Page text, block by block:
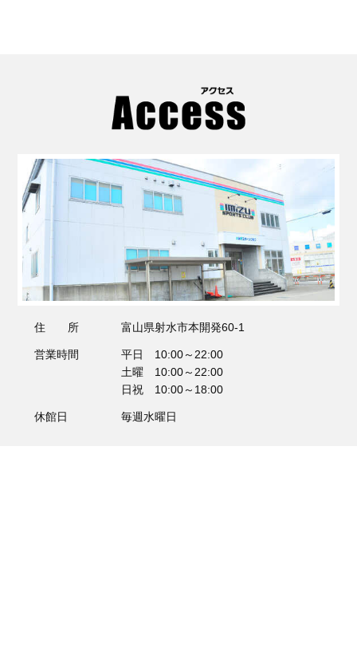
住 所 富山県射水市本開発60-1
営業時間
平日 10:00～22:00
土曜 10:00～22:00
日祝 10:00～18:00
休館日 毎週水曜日